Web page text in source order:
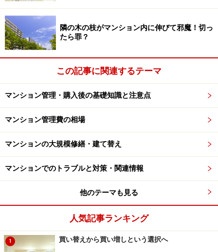
リフォーム工事を実施する場合、工事業者が共用部分を
出入りしたり、作業に伴い騒音が発生するなど、近隣の
居住者の生活に少なからず影響が出ることが予想されま
す。
工事の事前申請が承認された後、その申請書の写しが共
用部に掲示されます。
いつ、どの部屋でどんな工事が行
を未然に防ぐことができます。
リフォーム実施上の注意点とマナー
それでは、実際にリフォームをする場合に注意すべきポ
イント等をご紹介します。
1) マンション独自のルールがないかを確認
各マンションの管理規約には、申請書の提出だけでな
く、工事のやり方、工事に使う用材や色の指定
隣の木の枝がマンション内に伸びて邪魔！切っ
たら罪？
この記事に関連するテーマ
マンション管理・購入後の基礎知識と注意点
マンション管理費の相場
マンションの大規模修繕・建て替え
マンションでのトラブルと対策・関連情報
他のテーマも見る
人気記事ランキング
1 買い替えから買い増しという選択へ